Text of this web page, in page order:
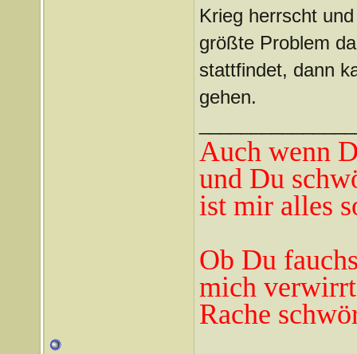
Krieg herrscht
größte Problem
stattfindet, dann
gehen.
Auch wenn
und Du
ist mir alles
Ob Du
mich
Rache